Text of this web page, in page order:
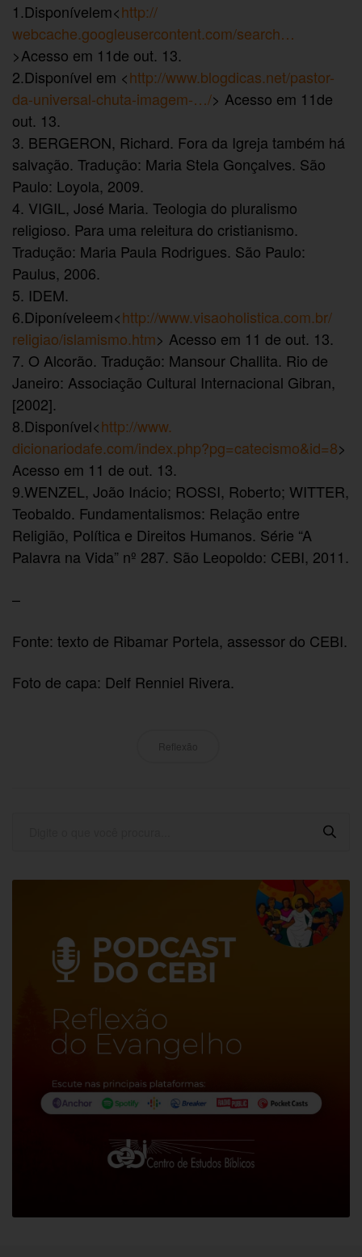
1.Disponívelem<http://
webcache.googleusercontent.com/search…
>Acesso em 11de out. 13.
2.Disponível em <http://www.blogdicas.net/pastor-
da-universal-chuta-imagem-…/> Acesso em 11de
out. 13.
3. BERGERON, Richard. Fora da Igreja também há
salvação. Tradução: Maria Stela Gonçalves. São
Paulo: Loyola, 2009.
4. VIGIL, José Maria. Teologia do pluralismo
religioso. Para uma releitura do cristianismo.
Tradução: Maria Paula Rodrigues. São Paulo:
Paulus, 2006.
5. IDEM.
6.Diponíveleem<http://www.visaoholistica.com.br/
religiao/islamismo.htm> Acesso em 11 de out. 13.
7. O Alcorão. Tradução: Mansour Challita. Rio de
Janeiro: Associação Cultural Internacional Gibran,
[2002].
8.Disponível<http://www.
dicionariodafe.com/index.php?pg=catecismo&id=8>
Acesso em 11 de out. 13.
9.WENZEL, João Inácio; ROSSI, Roberto; WITTER,
Teobaldo. Fundamentalismos: Relação entre
Religião, Política e Direitos Humanos. Série “A
Palavra na Vida” nº 287. São Leopoldo: CEBI, 2011.
–
Fonte: texto de Ribamar Portela, assessor do CEBI.
Foto de capa: Delf Renniel Rivera.